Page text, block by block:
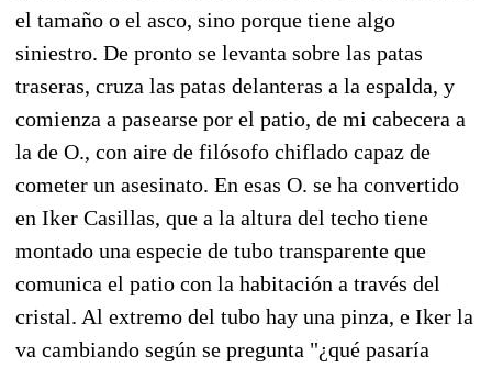
el tamaño o el asco, sino porque tiene algo
siniestro. De pronto se levanta sobre las patas
traseras, cruza las patas delanteras a la espalda, y
comienza a pasearse por el patio, de mi cabecera a
la de O., con aire de filósofo chiflado capaz de
cometer un asesinato. En esas O. se ha convertido
en Iker Casillas, que a la altura del techo tiene
montado una especie de tubo transparente que
comunica el patio con la habitación a través del
cristal. Al extremo del tubo hay una pinza, e Iker la
va cambiando según se pregunta "¿qué pasaría